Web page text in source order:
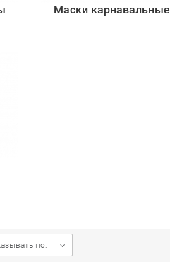
Маски карнавальные
по: